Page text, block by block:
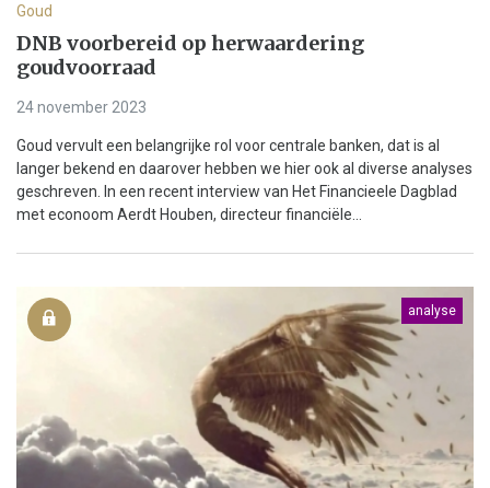
Goud
DNB voorbereid op herwaardering
goudvoorraad
24 november 2023
Goud vervult een belangrijke rol voor centrale banken, dat is al
langer bekend en daarover hebben we hier ook al diverse analyses
geschreven. In een recent interview van Het Financieele Dagblad
met econoom Aerdt Houben, directeur financiële...
analyse